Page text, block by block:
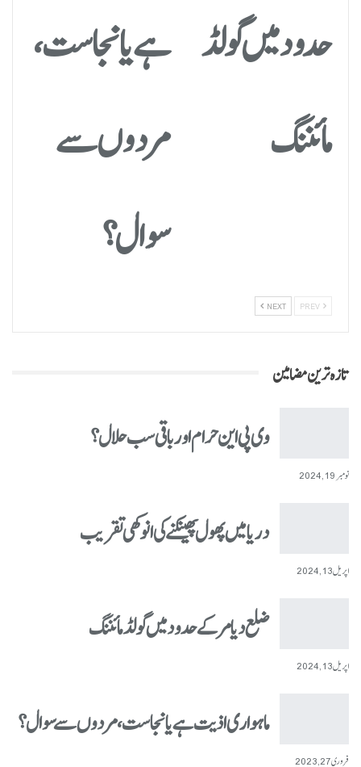
حدود میں گولڈ
مائننگ
ہے یا نجاست،
مردوں سے
سوال؟
NEXT
تازہ ترین مضامین
وی پی این حرام اور باقی سب حلال؟
نومبر 19, 2024
دریا میں پھول پھینکنے کی انوکھی تقریب
اپریل 13, 2024
ضلع دیامر کے حدود میں گولڈ مائننگ
اپریل 13, 2024
ماہواری اذیت ہے یا نجاست، مردوں سے سوال؟
فروری 27, 2023